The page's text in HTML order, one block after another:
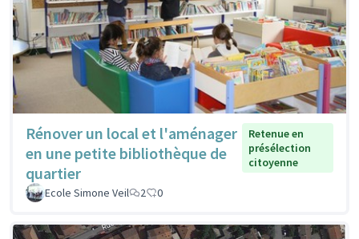
Rénover un local et l'aménager
en une petite bibliothèque de
quartier
Retenue en
présélection
citoyenne
Ecole Simone Veil 2 0